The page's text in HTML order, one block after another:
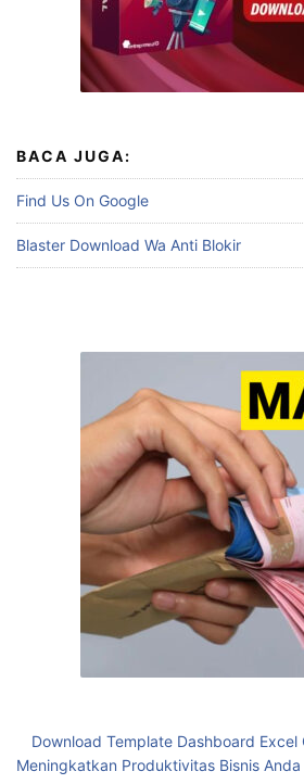
BACA JUGA:
Find Us On Google
Blaster Download Wa Anti Blokir
Download Template Dashboard Excel
Meningkatkan Produktivitas Bisnis Anda